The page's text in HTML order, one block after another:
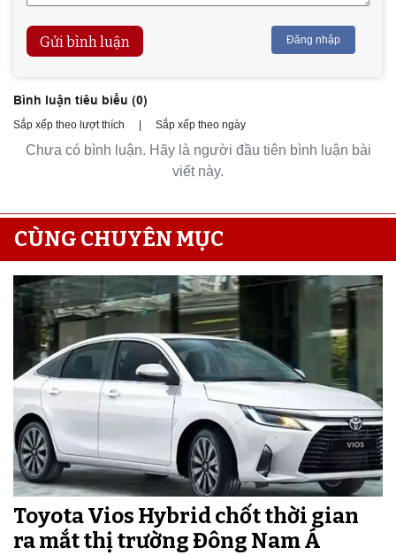
Gửi bình luận Đăng nhập
Bình luận tiêu biểu (0)
Sắp xếp theo lượt thích | Sắp xếp theo ngày
Chưa có bình luận. Hãy là người đầu tiên bình luận bài
viết này.
CÙNG CHUYÊN MỤC
Toyota Vios Hybrid chốt thời gian
ra mắt thị trường Đông Nam Á